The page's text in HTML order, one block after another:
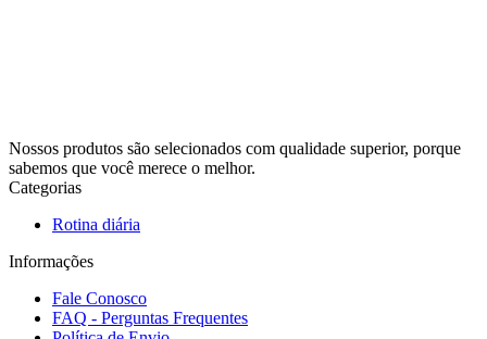
Nossos produtos são selecionados com qualidade superior, porque
sabemos que você merece o melhor.
Categorias
Rotina diária
Informações
Fale Conosco
FAQ - Perguntas Frequentes